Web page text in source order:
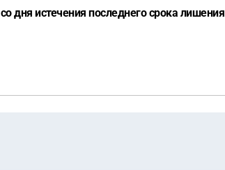
со дня истечения последнего срока лишения